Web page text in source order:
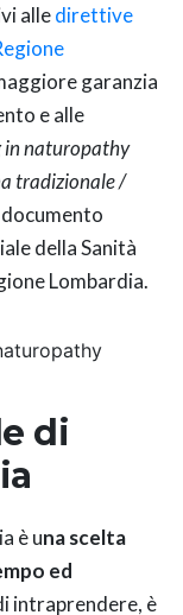
alledirettive
garanzia
e alle
in naturopathy
tradizionale /
documento
della Sanità
Lombardia.
di
è una scelta
ed
intraprendere, è